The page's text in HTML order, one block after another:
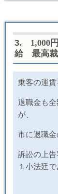
3. 1,000
給 最高裁
乗客の運
退職金も
が、
市に退職
訴訟の上
１小法廷で